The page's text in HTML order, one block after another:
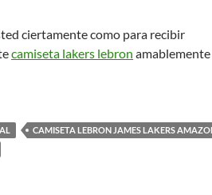
ciertamente como para recibir
camiseta lakers lebron amablemente
CAMISETA LEBRON JAMES LAKERS